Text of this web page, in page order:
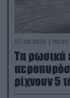
07.08.2026 | 00:02
Τα ρωσικά
ρίχνουν 5